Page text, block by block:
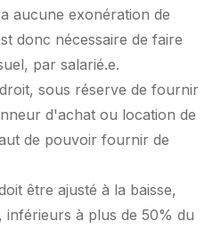
aucune exonération de
donc nécessaire de faire
par salarié.e.
sous réserve de fournir
d'achat ou location de
de pouvoir fournir de
être ajusté à la baisse,
inférieurs à plus de 50% du